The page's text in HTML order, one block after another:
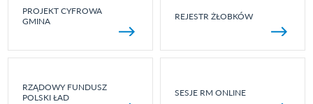
PROJEKT CYFROWA
GMINA
REJESTR ŻŁOBKÓW
RZĄDOWY FUNDUSZ
POLSKI ŁAD
SESJE RM ONLINE